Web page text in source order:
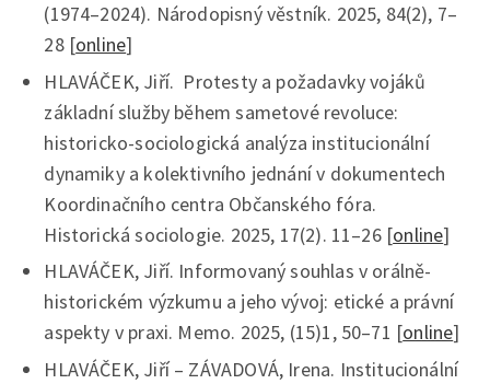
(1974–2024). Národopisný věstník. 2025, 84(2), 7–
28 [online]
HLAVÁČEK, Jiří. Protesty a požadavky vojáků
základní služby během sametové revoluce:
historicko-sociologická analýza institucionální
dynamiky a kolektivního jednání v dokumentech
Koordinačního centra Občanského fóra.
Historická sociologie. 2025, 17(2). 11–26 [online]
HLAVÁČEK, Jiří. Informovaný souhlas v orálně-
historickém výzkumu a jeho vývoj: etické a právní
aspekty v praxi. Memo. 2025, (15)1, 50–71 [online]
HLAVÁČEK, Jiří – ZÁVADOVÁ, Irena. Institucionální